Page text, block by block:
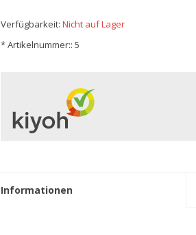
Verfügbarkeit: Nicht auf Lager
*Artikelnummer:: 5
Informationen